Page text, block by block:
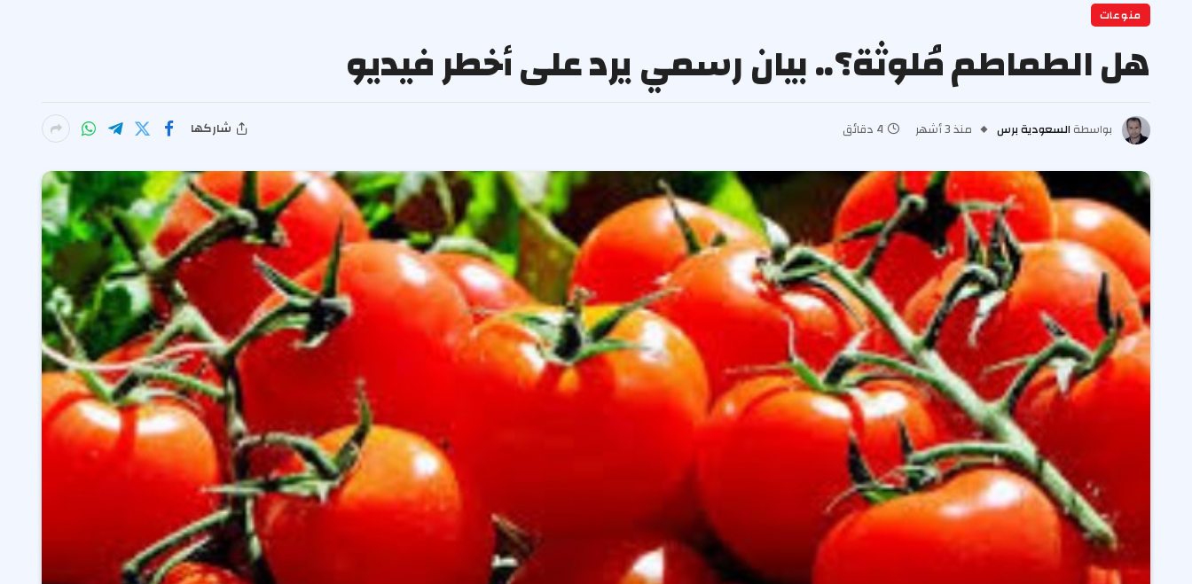
منوعات
هل الطماطم مُلوثة؟.. بيان رسمي يرد على أخطر فيديو
بواسطة السعودية برس منذ 3 أشهر 4 دقائق شاركها